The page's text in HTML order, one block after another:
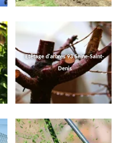
Etêtage d'arbres 93 Seine-Saint-
Denis